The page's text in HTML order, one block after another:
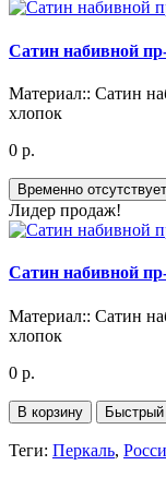
Сатин набивной
Материал:: Сатин
хлопок
0 р.
Временно отсутствует
Лидер продаж!
Сатин набивной
Материал:: Сатин
хлопок
0 р.
В корзину Быстрый
Теги: Перкаль,